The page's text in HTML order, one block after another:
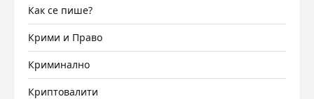
Как се пише?
Крими и Право
Криминално
Криптовалити